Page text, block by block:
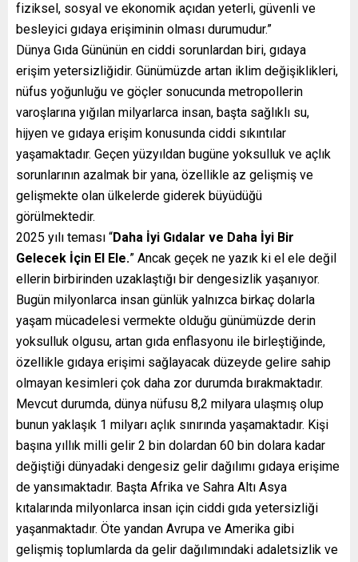
fiziksel, sosyal ve ekonomik açıdan yeterli, güvenli ve
besleyici gıdaya erişiminin olması durumudur.”
Dünya Gıda Gününün en ciddi sorunlardan biri, gıdaya
erişim yetersizliğidir. Günümüzde artan iklim değişiklikleri,
nüfus yoğunluğu ve göçler sonucunda metropollerin
varoşlarına yığılan milyarlarca insan, başta sağlıklı su,
hijyen ve gıdaya erişim konusunda ciddi sıkıntılar
yaşamaktadır. Geçen yüzyıldan bugüne yoksulluk ve açlık
sorunlarının azalmak bir yana, özellikle az gelişmiş ve
gelişmekte olan ülkelerde giderek büyüdüğü
görülmektedir.
2025 yılı teması “Daha İyi Gıdalar ve Daha İyi Bir
Gelecek İçin El Ele.” Ancak geçek ne yazık ki el ele değil
ellerin birbirinden uzaklaştığı bir dengesizlik yaşanıyor.
Bugün milyonlarca insan günlük yalnızca birkaç dolarla
yaşam mücadelesi vermekte olduğu günümüzde derin
yoksulluk olgusu, artan gıda enflasyonu ile birleştiğinde,
özellikle gıdaya erişimi sağlayacak düzeyde gelire sahip
olmayan kesimleri çok daha zor durumda bırakmaktadır.
Mevcut durumda, dünya nüfusu 8,2 milyara ulaşmış olup
bunun yaklaşık 1 milyarı açlık sınırında yaşamaktadır. Kişi
başına yıllık milli gelir 2 bin dolardan 60 bin dolara kadar
değiştiği dünyadaki dengesiz gelir dağılımı gıdaya erişime
de yansımaktadır. Başta Afrika ve Sahra Altı Asya
kıtalarında milyonlarca insan için ciddi gıda yetersizliği
yaşanmaktadır. Öte yandan Avrupa ve Amerika gibi
gelişmiş toplumlarda da gelir dağılımındaki adaletsizlik ve